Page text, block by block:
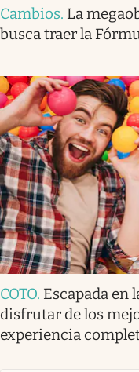
Cambios. La
busca traer la
COTO. Escapada en
disfrutar de los
experiencia